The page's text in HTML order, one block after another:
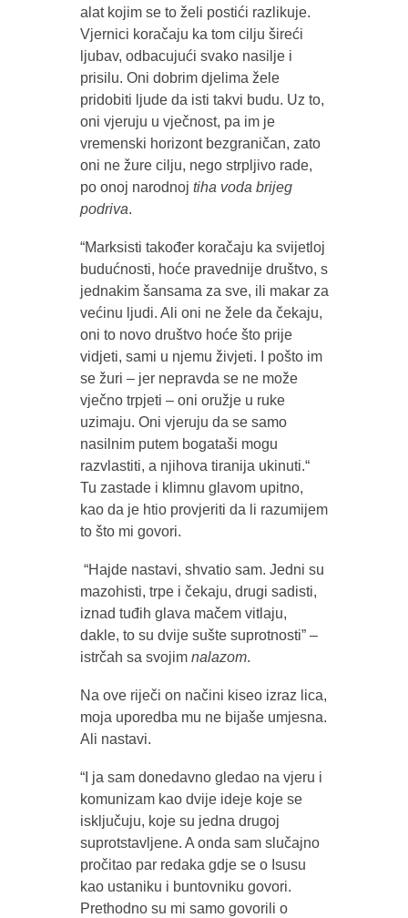
alat kojim se to želi postići razlikuje.
Vjernici koračaju ka tom cilju šireći
ljubav, odbacujući svako nasilje i
prisilu. Oni dobrim djelima žele
pridobiti ljude da isti takvi budu. Uz to,
oni vjeruju u vječnost, pa im je
vremenski horizont bezgraničan, zato
oni ne žure cilju, nego strpljivo rade,
po onoj narodnoj tiha voda brijeg
podriva.
“Marksisti također koračaju ka svijetloj
budućnosti, hoće pravednije društvo, s
jednakim šansama za sve, ili makar za
većinu ljudi. Ali oni ne žele da čekaju,
oni to novo društvo hoće što prije
vidjeti, sami u njemu živjeti. I pošto im
se žuri – jer nepravda se ne može
vječno trpjeti – oni oružje u ruke
uzimaju. Oni vjeruju da se samo
nasilnim putem bogataši mogu
razvlastiti, a njihova tiranija ukinuti.“
Tu zastade i klimnu glavom upitno,
kao da je htio provjeriti da li razumijem
to što mi govori.
“Hajde nastavi, shvatio sam. Jedni su
mazohisti, trpe i čekaju, drugi sadisti,
iznad tuđih glava mačem vitlaju,
dakle, to su dvije sušte suprotnosti” –
istrčah sa svojim nalazom.
Na ove riječi on načini kiseo izraz lica,
moja uporedba mu ne bijaše umjesna.
Ali nastavi.
“I ja sam donedavno gledao na vjeru i
komunizam kao dvije ideje koje se
isključuju, koje su jedna drugoj
suprotstavljene. A onda sam slučajno
pročitao par redaka gdje se o Isusu
kao ustaniku i buntovniku govori.
Prethodno su mi samo govorili o